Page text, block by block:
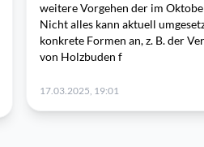
weitere Vorgehen der im
Nicht alles kann aktuell
konkrete Formen an, z. B. der
von Holzbuden f
17.03.2025, 19:01